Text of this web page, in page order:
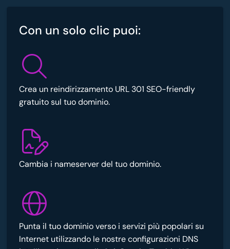
Con un solo clic puoi:
Crea un reindirizzamento URL 301 SEO-friendly
gratuito sul tuo dominio.
Cambia i nameserver del tuo dominio.
Punta il tuo dominio verso i servizi più popolari su
Internet utilizzando le nostre configurazioni DNS